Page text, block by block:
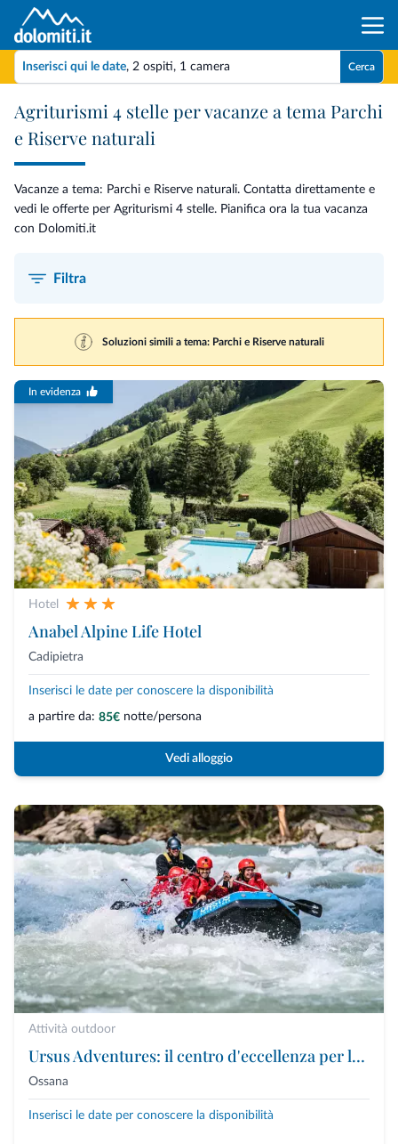
Inserisci qui le date, 2 ospiti, 1 camera Cerca
Agriturismi 4 stelle per vacanze a tema Parchi
e Riserve naturali
Vacanze a tema: Parchi e Riserve naturali. Contatta direttamente e
vedi le offerte per Agriturismi 4 stelle. Pianifica ora la tua vacanza
con Dolomiti.it
Filtra
Soluzioni simili a tema: Parchi e Riserve naturali
In evidenza
Hotel
Anabel Alpine Life Hotel
Cadipietra
Inserisci le date per conoscere la disponibilità
a partire da: 85€ notte/persona
Vedi alloggio
Attività outdoor
Ursus Adventures: il centro d'eccellenza per le attività outdoor premium in Trentino
Ossana
Inserisci le date per conoscere la disponibilità